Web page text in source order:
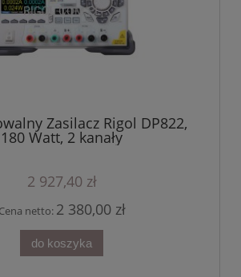
Zasilacz Rigol DP822,
180 Watt, 2 kanały
2 927,40 zł
Cena netto: 2 380,00 zł
do koszyka